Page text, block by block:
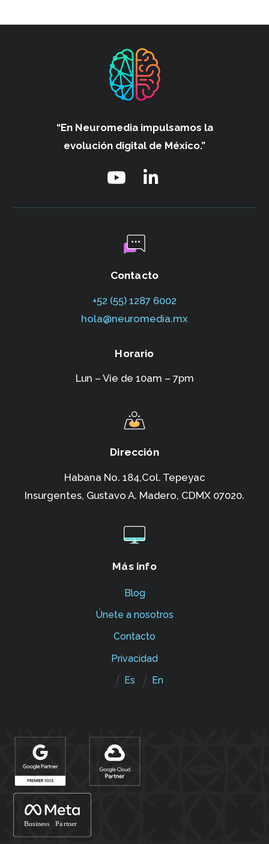
“En Neuromedia impulsamos la
evolución digital de México.”
Contacto
+52 (55) 1287 6002‬
hola@neuromedia.mx
Horario
Lun – Vie de 10am – 7pm
Dirección
Habana No. 184,Col. Tepeyac
Insurgentes, Gustavo A. Madero, CDMX 07020.
Más info
Blog
Únete a nosotros
Contacto
Privacidad
Es
En